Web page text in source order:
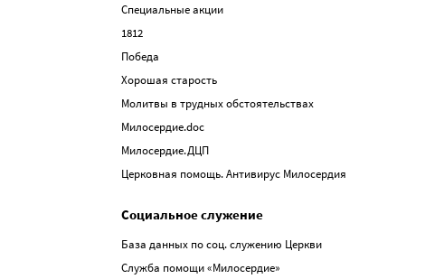
Специальные акции
1812
Победа
Хорошая старость
Молитвы в трудных обстоятельствах
Милосердие.doc
Милосердие.ДЦП
Церковная помощь. Антивирус Милосердия
Социальное служение
База данных по соц. служению Церкви
Служба помощи «Милосердие»